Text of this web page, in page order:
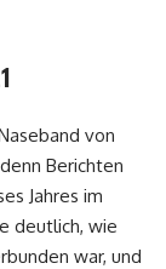
von
Berichten
Jahres im
deutlich, wie
war, und